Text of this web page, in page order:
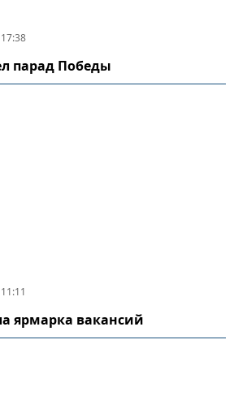
парад Победы
ярмарка вакансий